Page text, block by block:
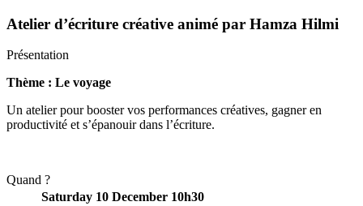
Atelier d’écriture créative animé par Hamza Hilmi
Présentation
Thème : Le voyage
Un atelier pour booster vos performances créatives, gagner en
productivité et s’épanouir dans l’écriture.
Quand ?
Saturday 10 December 10h30